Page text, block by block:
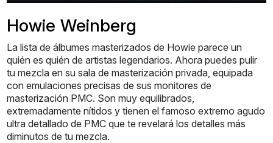
Howie Weinberg
La lista de álbumes masterizados de Howie parece un
quién es quién de artistas legendarios. Ahora puedes pulir
tu mezcla en su sala de masterización privada, equipada
con emulaciones precisas de sus monitores de
masterización PMC. Son muy equilibrados,
extremadamente nítidos y tienen el famoso extremo agudo
ultra detallado de PMC que te revelará los detalles más
diminutos de tu mezcla.